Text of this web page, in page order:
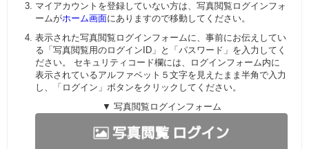
マイアカウントを登録していない方は、写真閲覧ログインフォ
ームがホーム画面にありますので移動してください。
表示された写真閲覧ログインフォームに、事前にお伝えしてい
る「写真閲覧用のログインID」と「パスワード」を入力してく
ださい。 セキュリティコード欄には、ログインフォーム内に
表示されているアルファベット５文字を見えたまま半角で入力
し、「ログイン」ボタンをクリックしてください。
▼ 写真閲覧ログインフォーム